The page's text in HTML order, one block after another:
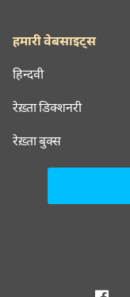
हमारी वेबसाइट्स
हिन्दवी
रेख़्ता डिक्शनरी
रेख़्ता बुक्स